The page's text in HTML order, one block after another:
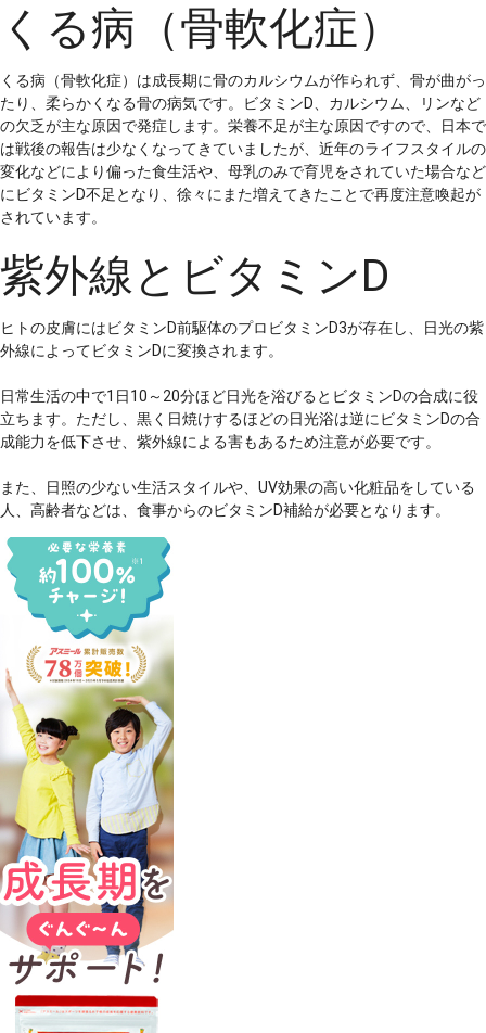
くる病（骨軟化症）
くる病（骨軟化症）は成長期に骨のカルシウムが作られず、骨が曲がっ
たり、柔らかくなる骨の病気です。ビタミンD、カルシウム、リンなど
の欠乏が主な原因で発症します。栄養不足が主な原因ですので、日本で
は戦後の報告は少なくなってきていましたが、近年のライフスタイルの
変化などにより偏った食生活や、母乳のみで育児をされていた場合など
にビタミンD不足となり、徐々にまた増えてきたことで再度注意喚起が
されています。
紫外線とビタミンD
ヒトの皮膚にはビタミンD前駆体のプロビタミンD3が存在し、日光の紫
外線によってビタミンDに変換されます。
日常生活の中で1日10～20分ほど日光を浴びるとビタミンDの合成に役
立ちます。ただし、黒く日焼けするほどの日光浴は逆にビタミンDの合
成能力を低下させ、紫外線による害もあるため注意が必要です。
また、日照の少ない生活スタイルや、UV効果の高い化粧品をしている
人、高齢者などは、食事からのビタミンD補給が必要となります。